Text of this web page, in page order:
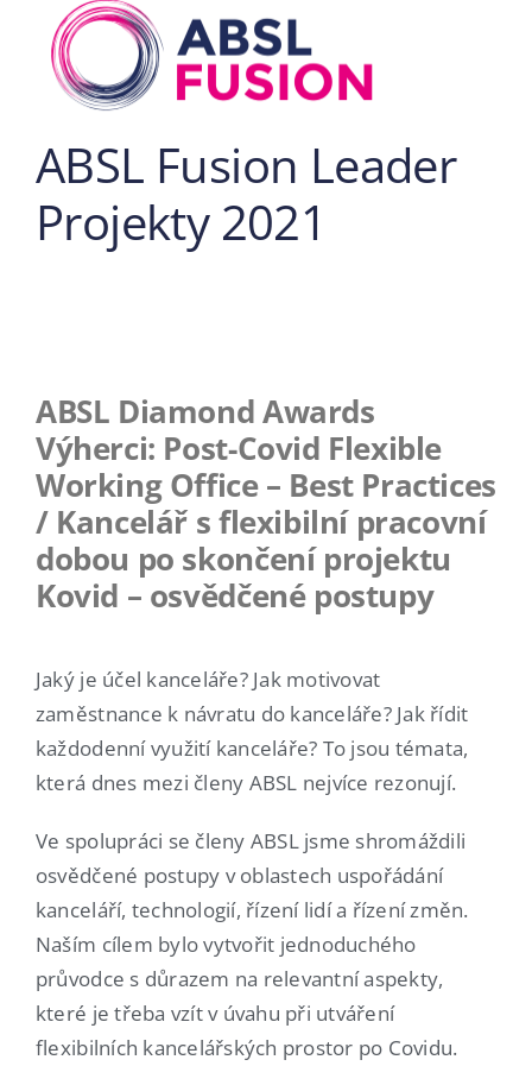
ABSL Fusion Leader
Projekty 2021
ABSL Diamond Awards
Výherci: Post-Covid Flexible
Working Office – Best Practices
/ Kancelář s flexibilní pracovní
dobou po skončení projektu
Kovid – osvědčené postupy
Jaký je účel kanceláře? Jak motivovat
zaměstnance k návratu do kanceláře? Jak řídit
každodenní využití kanceláře? To jsou témata,
která dnes mezi členy ABSL nejvíce rezonují.
Ve spolupráci se členy ABSL jsme shromáždili
osvědčené postupy v oblastech uspořádání
kanceláří, technologií, řízení lidí a řízení změn.
Naším cílem bylo vytvořit jednoduchého
průvodce s důrazem na relevantní aspekty,
které je třeba vzít v úvahu při utváření
flexibilních kancelářských prostor po Covidu.